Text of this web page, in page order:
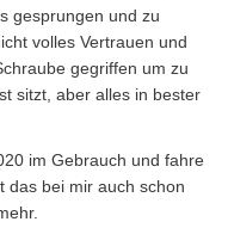
gesprungen und zu
volles Vertrauen und
gegriffen um zu
sitzt, aber alles in bester
im Gebrauch und fahre
das bei mir auch schon